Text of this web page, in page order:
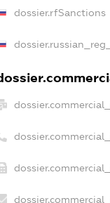
dossier.rfSanctions